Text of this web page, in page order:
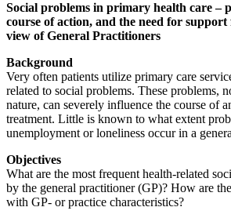
Social problems in primary health care –
course of action, and the need for
view of General Practitioners
Background
Very often patients utilize primary care
related to social problems. These problems,
nature, can severely influence the course of
treatment. Little is known to what extent
unemployment or loneliness occur in a
Objectives
What are the most frequent health-related
by the general practitioner (GP)? How are
with GP- or practice characteristics?